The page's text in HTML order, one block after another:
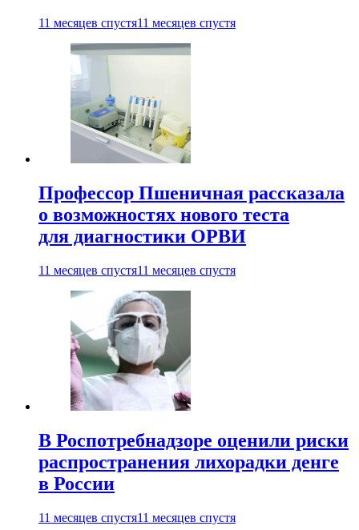
11 месяцев спустя11 месяцев спустя
Профессор Пшеничная рассказала
о возможностях нового теста
для диагностики ОРВИ
11 месяцев спустя11 месяцев спустя
В Роспотребнадзоре оценили риски
распространения лихорадки денге
в России
11 месяцев спустя11 месяцев спустя